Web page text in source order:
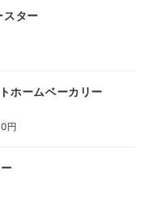
スター
ホームベーカリー
円